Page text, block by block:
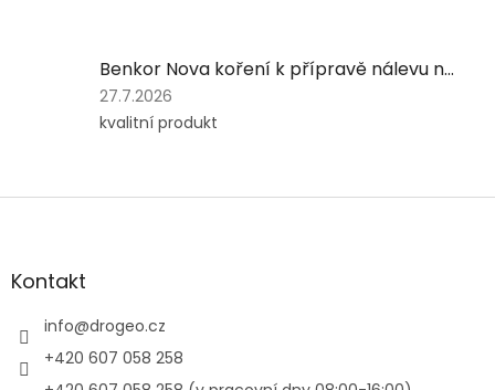
z
5
hvězdiček.
Benkor Nova koření k přípravě nálevu na okurky a zeleninu, 100 g
Hodnocení
produktu
5
27.7.2026
kvalitní produkt
Z
aKontakt
info@drogeo.cz
+420 607 058 258